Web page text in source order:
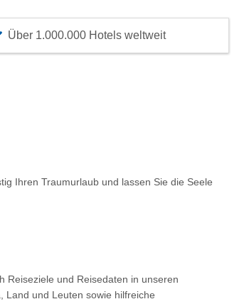
Über 1.000.000 Hotels weltweit
Ihren Traumurlaub und lassen Sie die Seele
Reiseziele und Reisedaten in unseren
Land und Leuten sowie hilfreiche